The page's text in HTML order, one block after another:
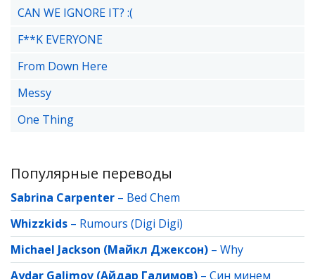
CAN WE IGNORE IT? :(
F**K EVERYONE
From Down Here
Messy
One Thing
Популярные переводы
Sabrina Carpenter – Bed Chem
Whizzkids – Rumours (Digi Digi)
Michael Jackson (Майкл Джексон) – Why
Aydar Galimov (Айдар Галимов) – Син минем